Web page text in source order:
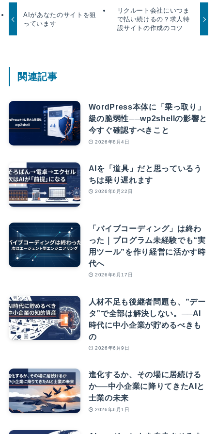
AIがあなたのサイトを狙
っています
リクルート会社にいつま
で払い続けるの？求人特
設サイトの作成のコツ
関連記事
WordPress本体に「乗っ取り」
級の脆弱性──wp2shellの影響と
今すぐ確認すべきこと
2026年8月4日
AIを「道具」だと思っているう
ちは乗り遅れます
2026年6月22日
「バイブコーディング」は終わ
った｜プログラム未経験でも“実
用ツール”を作り経営に活かす時
代へ
2026年6月17日
人材不足も後継者問題も、”デー
タ”で全部は解決しない。──AI
時代に中小企業が貯めるべきも
の
2026年6月9日
進化するか、その場に居続ける
か──中小企業に降りてきたAIと
士業の未来
2026年6月1日